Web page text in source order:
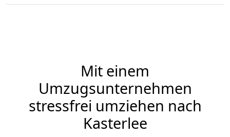
Mit einem
Umzugsunternehmen
stressfrei umziehen nach
Kasterlee